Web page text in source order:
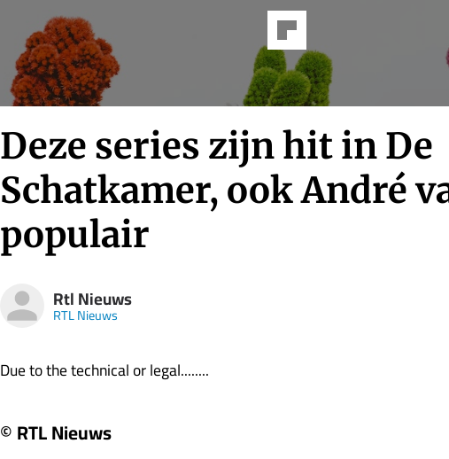
Deze series zijn hit in De
Schatkamer, ook André
populair
Rtl Nieuws
RTL Nieuws
Due to the technical or legal........
© RTL Nieuws